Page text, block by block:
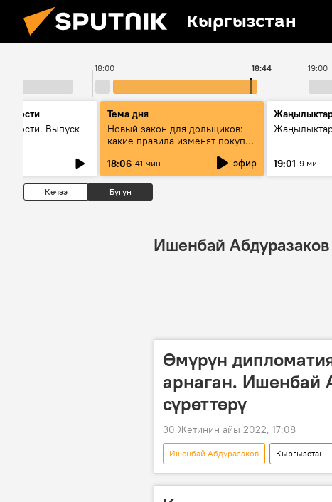
Кыргызстан
18:00 19:00
18:44
Выпуск
Тема дня
Новый закон для дольщиков:
какие правила изменят покупку
18:06 41 мин эфир 19:01 9 мин
Кечээ Бүгүн
Ишенбай Абдуразаков
Өмүрүн
арнаган. Ишенбай
сүрөттөрү
30 Жетинин айы 2022, 17:08
Ишенбай Абдуразаков Кыргызстан
Сүрөт түрмөк
Сүрөт